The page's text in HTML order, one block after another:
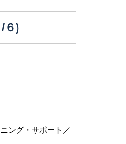
６)
ング・サポート／